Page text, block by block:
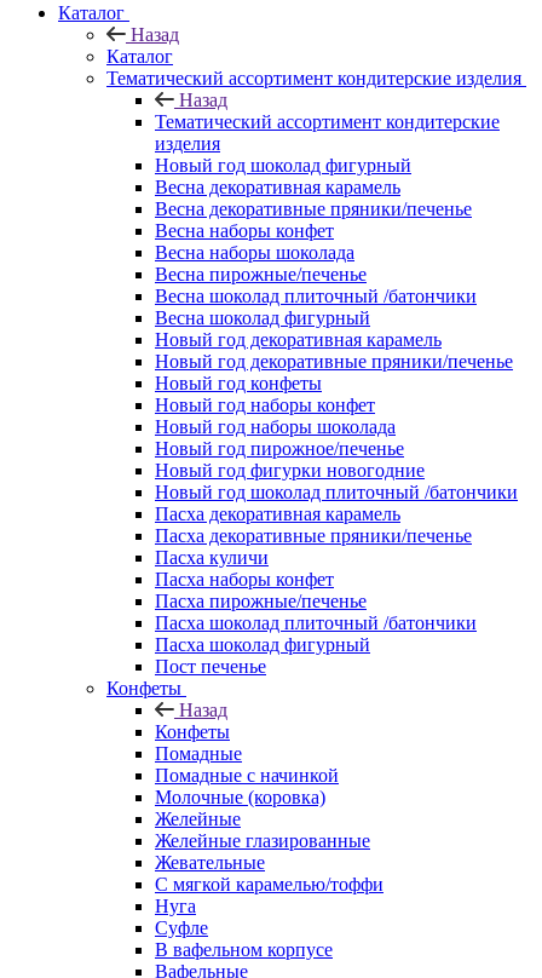
Каталог
Назад
Каталог
Тематический ассортимент кондитерские изделия
Назад
Тематический ассортимент кондитерские
изделия
Новый год шоколад фигурный
Весна декоративная карамель
Весна декоративные пряники/печенье
Весна наборы конфет
Весна наборы шоколада
Весна пирожные/печенье
Весна шоколад плиточный /батончики
Весна шоколад фигурный
Новый год декоративная карамель
Новый год декоративные пряники/печенье
Новый год конфеты
Новый год наборы конфет
Новый год наборы шоколада
Новый год пирожное/печенье
Новый год фигурки новогодние
Новый год шоколад плиточный /батончики
Пасха декоративная карамель
Пасха декоративные пряники/печенье
Пасха куличи
Пасха наборы конфет
Пасха пирожные/печенье
Пасха шоколад плиточный /батончики
Пасха шоколад фигурный
Пост печенье
Конфеты
Назад
Конфеты
Помадные
Помадные с начинкой
Молочные (коровка)
Желейные
Желейные глазированные
Жевательные
С мягкой карамелью/тоффи
Нуга
Суфле
В вафельном корпусе
Вафельные